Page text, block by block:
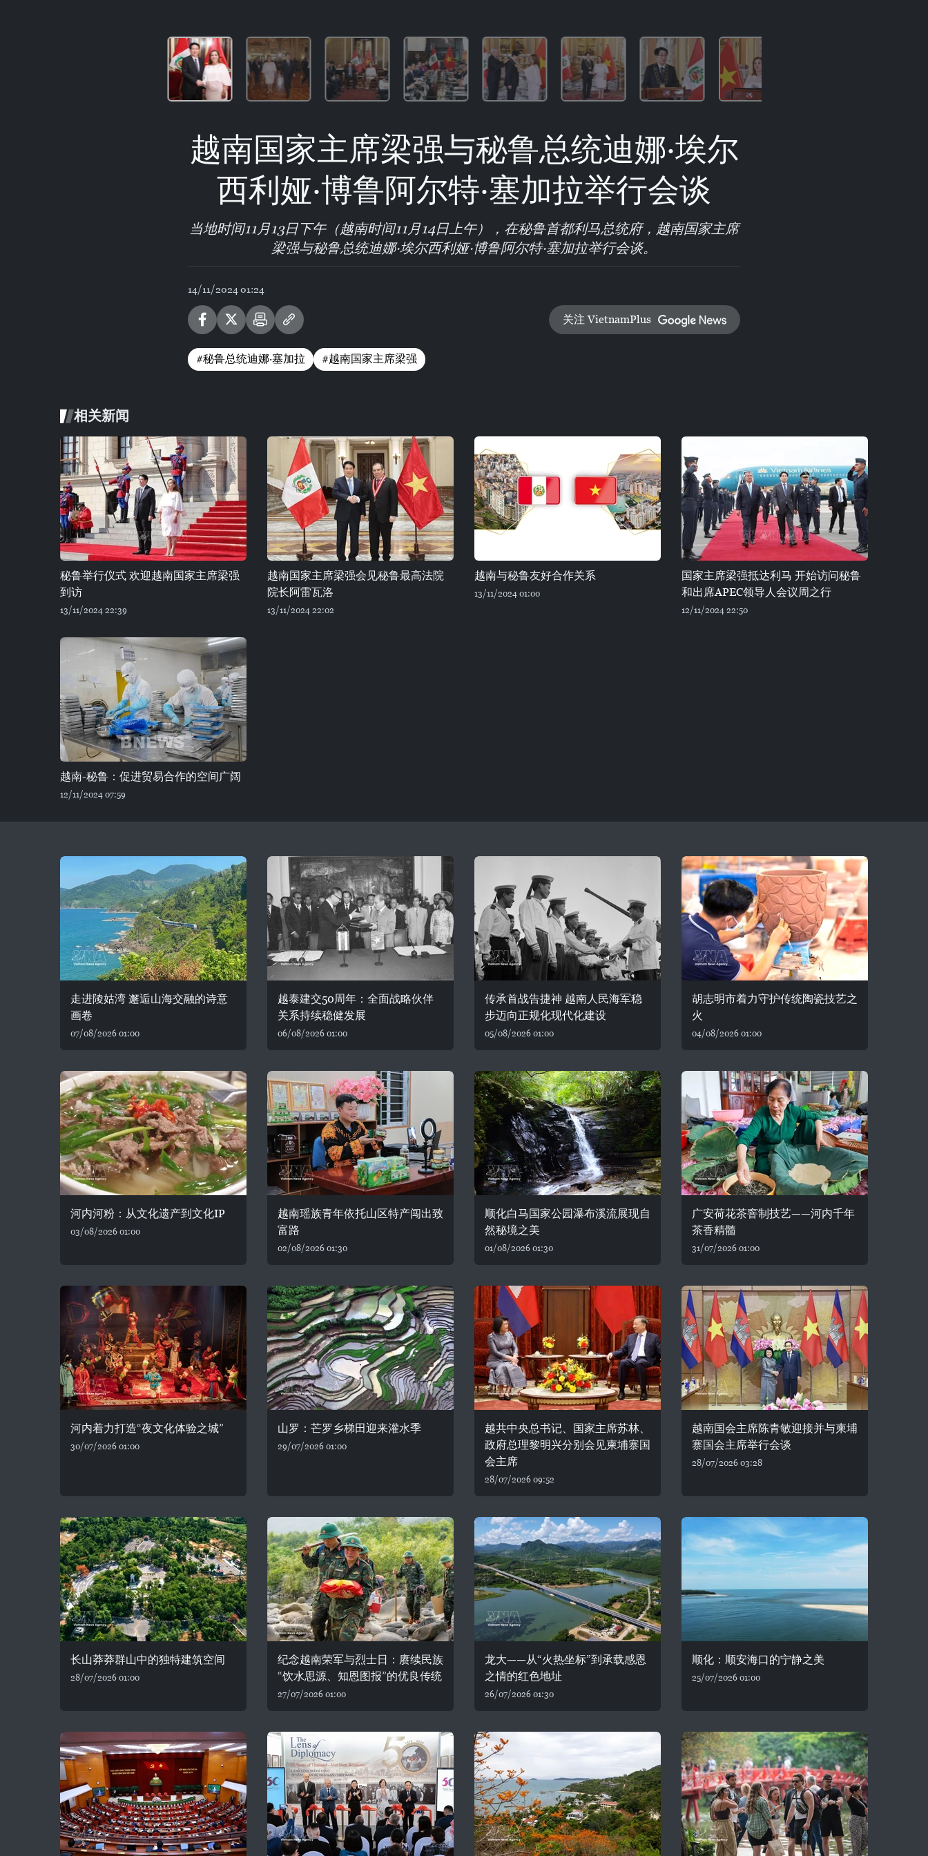
越南国家主席梁强与秘鲁总统迪娜·埃尔
西利娅·博鲁阿尔特·塞加拉举行会谈
当地时间11月13日下午（越南时间11月14日上午），在秘鲁首都利马总统府，越南国家主席
梁强与秘鲁总统迪娜·埃尔西利娅·博鲁阿尔特·塞加拉举行会谈。
14/11/2024 01:24
关注 VietnamPlus
#秘鲁总统迪娜·塞加拉 #越南国家主席梁强
相关新闻
秘鲁举行仪式 欢迎越南国家主席梁强
到访
13/11/2024 22:39
越南国家主席梁强会见秘鲁最高法院
院长阿雷瓦洛
13/11/2024 22:02
越南与秘鲁友好合作关系
13/11/2024 01:00
国家主席梁强抵达利马 开始访问秘鲁
和出席APEC领导人会议周之行
12/11/2024 22:50
越南-秘鲁：促进贸易合作的空间广阔
12/11/2024 07:59
走进陵姑湾 邂逅山海交融的诗意
画卷
07/08/2026 01:00
越泰建交50周年：全面战略伙伴
关系持续稳健发展
06/08/2026 01:00
传承首战告捷神 越南人民海军稳
步迈向正规化现代化建设
05/08/2026 01:00
胡志明市着力守护传统陶瓷技艺之
火
04/08/2026 01:00
河内河粉：从文化遗产到文化IP
03/08/2026 01:00
越南瑶族青年依托山区特产闯出致
富路
02/08/2026 01:30
顺化白马国家公园瀑布溪流展现自
然秘境之美
01/08/2026 01:30
广安荷花茶窨制技艺——河内千年
茶香精髓
31/07/2026 01:00
河内着力打造“夜文化体验之城”
30/07/2026 01:00
山罗：芒罗乡梯田迎来灌水季
29/07/2026 01:00
越共中央总书记、国家主席苏林、
政府总理黎明兴分别会见柬埔寨国
会主席
28/07/2026 09:52
越南国会主席陈青敏迎接并与柬埔
寨国会主席举行会谈
28/07/2026 03:28
长山莽莽群山中的独特建筑空间
28/07/2026 01:00
纪念越南荣军与烈士日：赓续民族
“饮水思源、知恩图报”的优良传统
27/07/2026 01:00
龙大——从“火热坐标”到承载感恩
之情的红色地址
26/07/2026 01:30
顺化：顺安海口的宁静之美
25/07/2026 01:00